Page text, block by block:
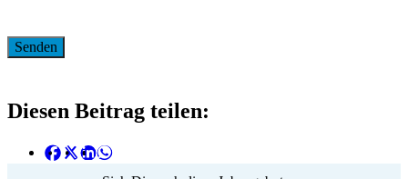
Diesen Beitrag teilen: